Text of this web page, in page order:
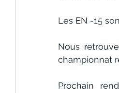
Les EN -15
Nous
championnat
Prochain